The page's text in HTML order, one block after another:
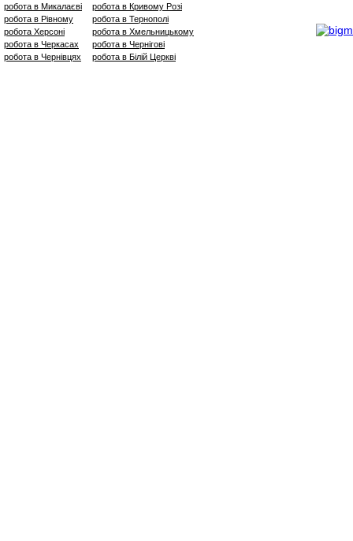
робота в Микалаєві
робота в Рівному
робота Херсоні
робота в Черкасах
робота в Чернівцях
робота в Кривому Розі
робота в Тернополі
робота в Хмельницькому
робота в Чернігові
робота в Білій Церкві